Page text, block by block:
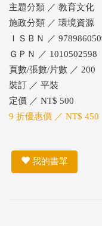
主題分類 ／ 教育文化
施政分類 ／ 環境資源
ＩＳＢＮ ／
ＧＰＮ ／ 1010502598
頁數/張數/片數 ／ 200
裝訂 ／ 平裝
定價 ／ NT$ 500
9 折優惠價 ／ NT$ 450
我的書單